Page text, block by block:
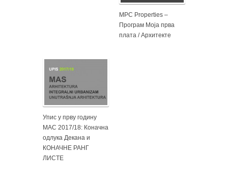
MPC Properties –
Програм Моја прва
плата / Архитекте
Упис у прву годину
МАС 2017/18: Коначна
одлука Декана и
КОНАЧНЕ РАНГ
ЛИСТЕ